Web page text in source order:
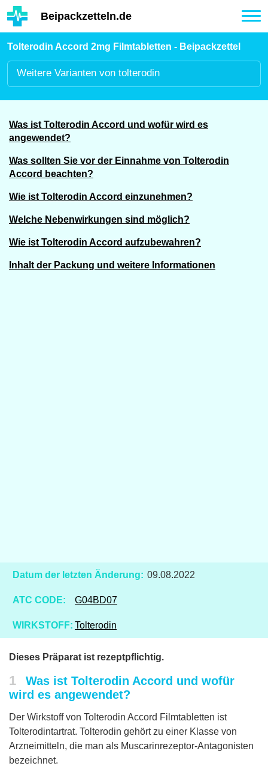
Hauptinhalt
Beipackzetteln.de
Tolterodin Accord 2mg Filmtabletten - Beipackzettel
Weitere Varianten von tolterodin
Was ist Tolterodin Accord und wofür wird es
angewendet?
Was sollten Sie vor der Einnahme von Tolterodin
Accord beachten?
Wie ist Tolterodin Accord einzunehmen?
Welche Nebenwirkungen sind möglich?
Wie ist Tolterodin Accord aufzubewahren?
Inhalt der Packung und weitere Informationen
Datum der letzten Änderung: 09.08.2022
ATC CODE: G04BD07
WIRKSTOFF: Tolterodin
Dieses Präparat ist rezeptpflichtig.
1
Was ist Tolterodin Accord und wofür
wird es angewendet?
Der Wirkstoff von Tolterodin Accord Filmtabletten ist
Tolterodintartrat. Tolterodin gehört zu einer Klasse von
Arzneimitteln, die man als Muscarinrezeptor-Antagonisten
bezeichnet.